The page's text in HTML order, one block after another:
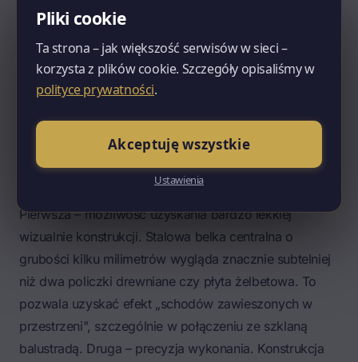
adaptacjach industrialnych. Konstrukcję stanowią
kręgosłupie) lub dwa policzki ze stali, do których
przyspawane są wsporniki dla stopni. Stopnie mogą
być z drewna, kamienia, szkła hartowanego lub
stalowych blach perforowanych – choć ten ostatni
wariant rezerwuję raczej dla pomieszczeń
technicznych, nie dla mieszkalnych.
Pierwsza – możliwość uzyskania bardzo lekkiej
wizualnie konstrukcji. Stalowa belka centralna o
grubości kilku milimetrów wygląda znacznie subtelniej
niż dwa policzki drewniane czy płyta żelbetowa. To
pozwala uzyskać efekt „schodów zawieszonych w
przestrzeni", szczególnie w połączeniu ze szklaną
balustradą. Druga – precyzja wykonania. Konstrukcja
Pliki cookie
Ta strona – jak większość serwisów w sieci –
korzysta z plików cookie. Szczegóły opisaliśmy w
polityce prywatności.
Akceptuję wszystkie
Ustawienia